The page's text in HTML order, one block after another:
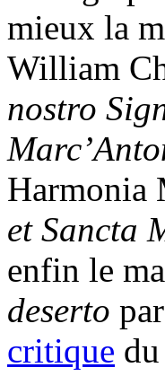
mieux la
William
nostro
Harmonia
et Sancta
enfin le
deserto
critique